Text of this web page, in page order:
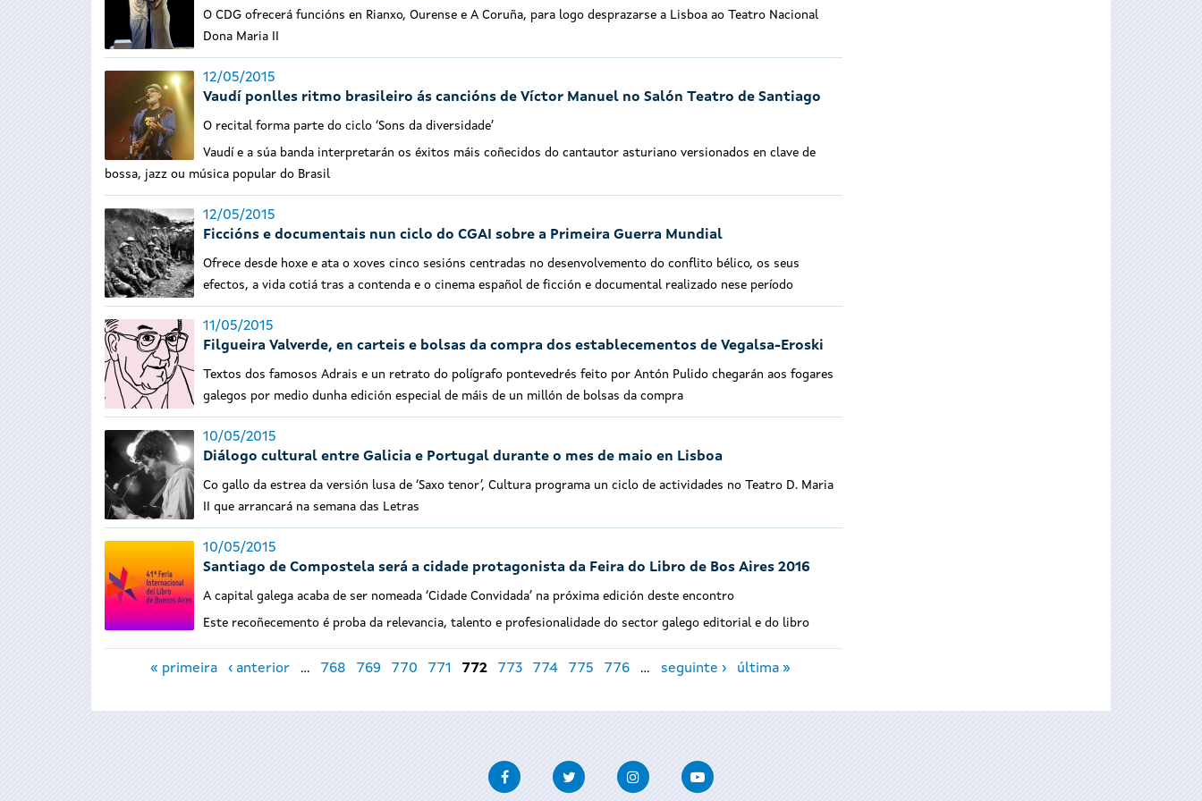
O CDG ofrecerá funcións en Rianxo, Ourense e A Coruña, para logo desprazarse a Lisboa ao Teatro Nacional
Dona Maria II
12/05/2015
Vaudí ponlles ritmo brasileiro ás cancións de Víctor Manuel no Salón Teatro de Santiago
O recital forma parte do ciclo ‘Sons da diversidade’
Vaudí e a súa banda interpretarán os éxitos máis coñecidos do cantautor asturiano versionados en clave de
bossa, jazz ou música popular do Brasil
12/05/2015
Ficcións e documentais nun ciclo do CGAI sobre a Primeira Guerra Mundial
Ofrece desde hoxe e ata o xoves cinco sesións centradas no desenvolvemento do conflito bélico, os seus
efectos, a vida cotiá tras a contenda e o cinema español de ficción e documental realizado nese período
11/05/2015
Filgueira Valverde, en carteis e bolsas da compra dos establecementos de Vegalsa-Eroski
Textos dos famosos Adrais e un retrato do polígrafo pontevedrés feito por Antón Pulido chegarán aos fogares
galegos por medio dunha edición especial de máis de un millón de bolsas da compra
10/05/2015
Diálogo cultural entre Galicia e Portugal durante o mes de maio en Lisboa
Co gallo da estrea da versión lusa de ‘Saxo tenor’, Cultura programa un ciclo de actividades no Teatro D. Maria
II que arrancará na semana das Letras
10/05/2015
Santiago de Compostela será a cidade protagonista da Feira do Libro de Bos Aires 2016
A capital galega acaba de ser nomeada ‘Cidade Convidada’ na próxima edición deste encontro
Este recoñecemento é proba da relevancia, talento e profesionalidade do sector galego editorial e do libro
Páxinas
« primeira ‹ anterior … 768 769 770 771 772 773 774 775 776 … seguinte › última »
FacebookTwitter InstagramYoutube